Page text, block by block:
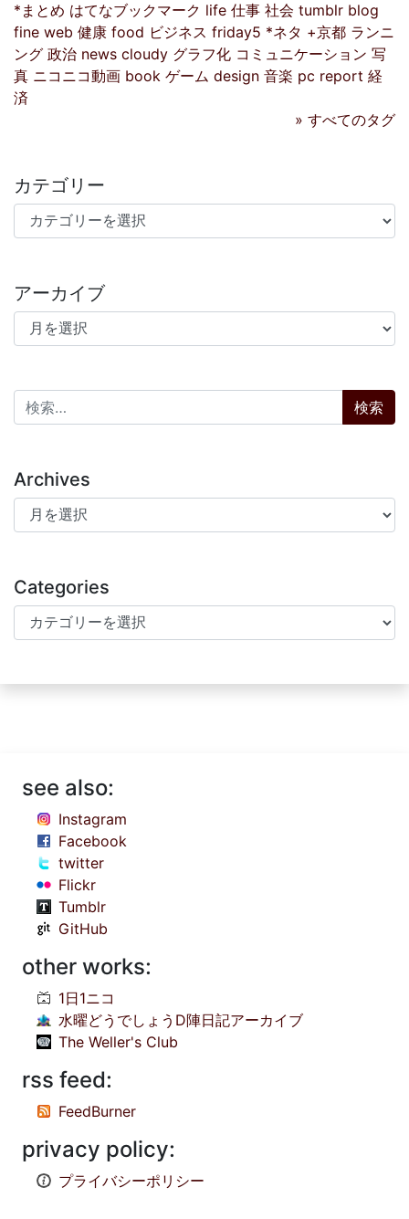
*まとめ はてなブックマーク life 仕事 社会 tumblr blog
fine web 健康 food ビジネス friday5 *ネタ +京都 ランニ
ング 政治 news cloudy グラフ化 コミュニケーション 写
真 ニコニコ動画 book ゲーム design 音楽 pc report 経
済
» すべてのタグ
カテゴリー
カテゴリー
アーカイブ
アーカイブ
検索:
Archives
Archives
Categories
Categories
see also:
Instagram
Facebook
twitter
Flickr
Tumblr
GitHub
other works:
1日1ニコ
水曜どうでしょうD陣日記アーカイブ
The Weller's Club
rss feed:
FeedBurner
privacy policy:
プライバシーポリシー